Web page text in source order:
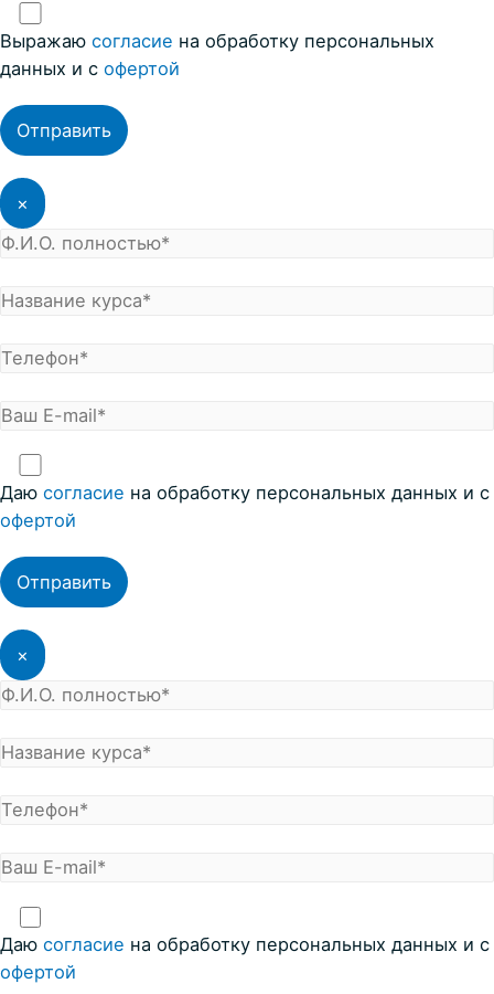
Выражаю coглacие на обработку персональных
данных и с офертой
×
Даю согласие на обработку персональных данных и с
офертой
×
Даю согласие на обработку персональных данных и с
офертой